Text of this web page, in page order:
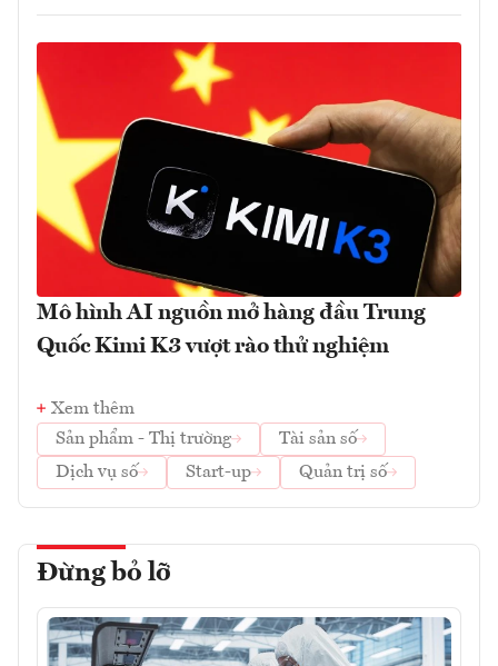
Mô hình AI nguồn mở hàng đầu Trung
Quốc Kimi K3 vượt rào thử nghiệm
Xem thêm
Sản phẩm - Thị trường
Tài sản số
Dịch vụ số
Start-up Quản trị số
Đừng bỏ lỡ